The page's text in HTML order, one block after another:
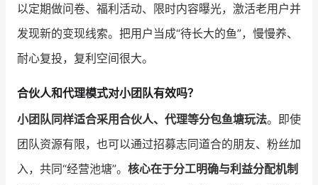
以定期做问卷、福利活动、限时内容曝光，激活老用户并
发现新的变现线索。把用户当成“待长大的鱼”，慢慢养、
耐心复投，复利空间很大。
合伙人和代理模式对小团队有效吗？
小团队同样适合采用合伙人、代理等分包鱼塘玩法。即使
团队资源有限，也可以通过招募志同道合的朋友、粉丝加
入，共同“经营池塘”。 核心在于分工明确与利益分配机制